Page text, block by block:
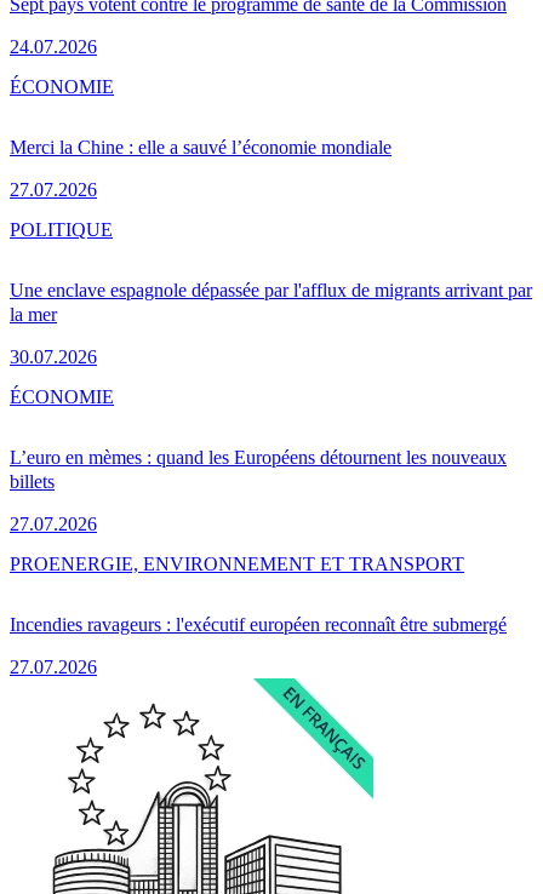
24.07.2026
Merci la Chine : elle a sauvé l’économie mondiale
27.07.2026
ÉCONOMIE
Une enclave espagnole dépassée par l'afflux de migrants arrivant par
la mer
30.07.2026
POLITIQUE
L’euro en mèmes : quand les Européens détournent les nouveaux
billets
27.07.2026
ÉCONOMIE
Incendies ravageurs : l'exécutif européen reconnaît être submergé
27.07.2026
PROENERGIE, ENVIRONNEMENT ET TRANSPORT